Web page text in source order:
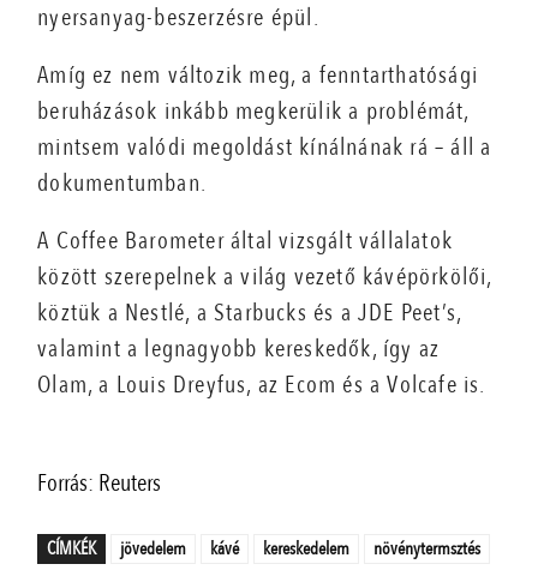
nyersanyag-beszerzésre épül.
Amíg ez nem változik meg, a fenntarthatósági
beruházások inkább megkerülik a problémát,
mintsem valódi megoldást kínálnának rá – áll a
dokumentumban.
A Coffee Barometer által vizsgált vállalatok
között szerepelnek a világ vezető kávépörkölői,
köztük a Nestlé, a Starbucks és a JDE Peet’s,
valamint a legnagyobb kereskedők, így az
Olam, a Louis Dreyfus, az Ecom és a Volcafe is.
Forrás: Reuters
CÍMKÉK jövedelem kávé kereskedelem növénytermsztés